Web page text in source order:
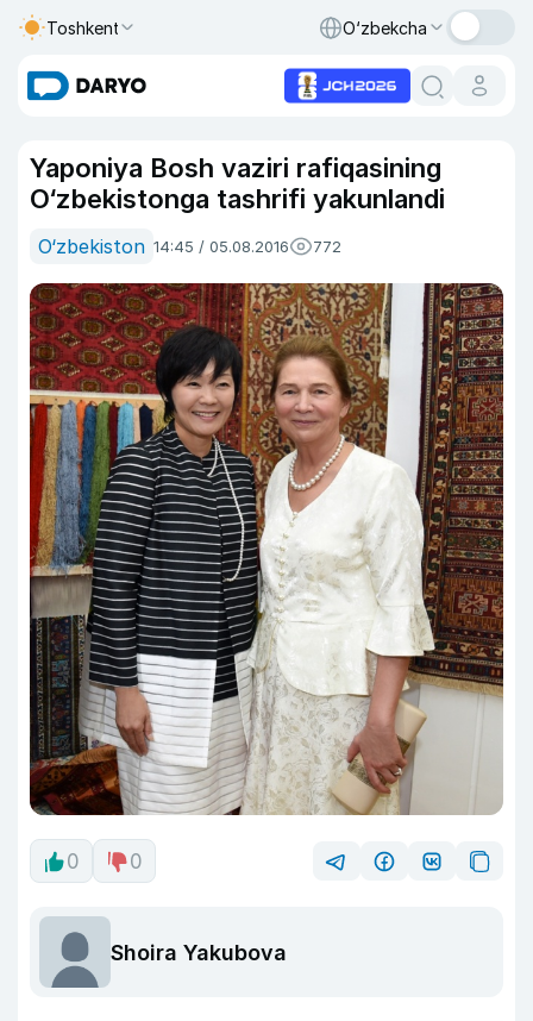
Toshkent O‘zbekcha
Yaponiya Bosh vaziri rafiqasining
O‘zbekistonga tashrifi yakunlandi
O‘zbekiston 14:45 / 05.08.2016 772
0 0
Shoira Yakubova